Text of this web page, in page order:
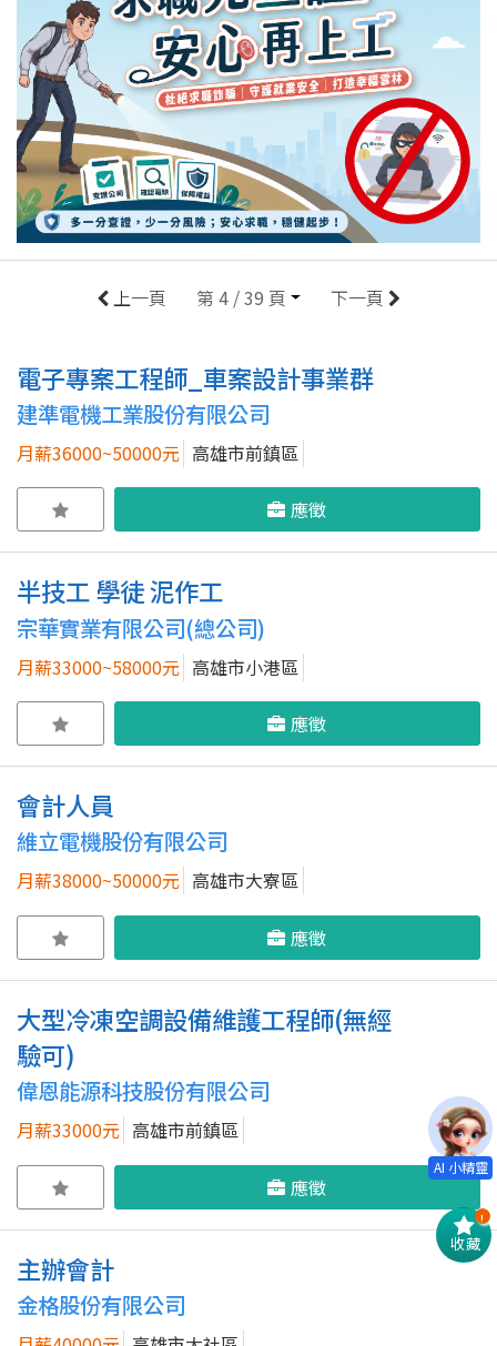
上一頁 第 4 / 39 頁 下一頁
電子專案工程師_車案設計事業群
建準電機工業股份有限公司
月薪36000~50000元 高雄市前鎮區
應徵
半技工 學徒 泥作工
宗華實業有限公司(總公司)
月薪33000~58000元 高雄市小港區
應徵
會計人員
維立電機股份有限公司
月薪38000~50000元 高雄市大寮區
應徵
大型冷凍空調設備維護工程師(無經
驗可)
偉恩能源科技股份有限公司
月薪33000元 高雄市前鎮區
應徵
主辦會計
金格股份有限公司
收藏
!